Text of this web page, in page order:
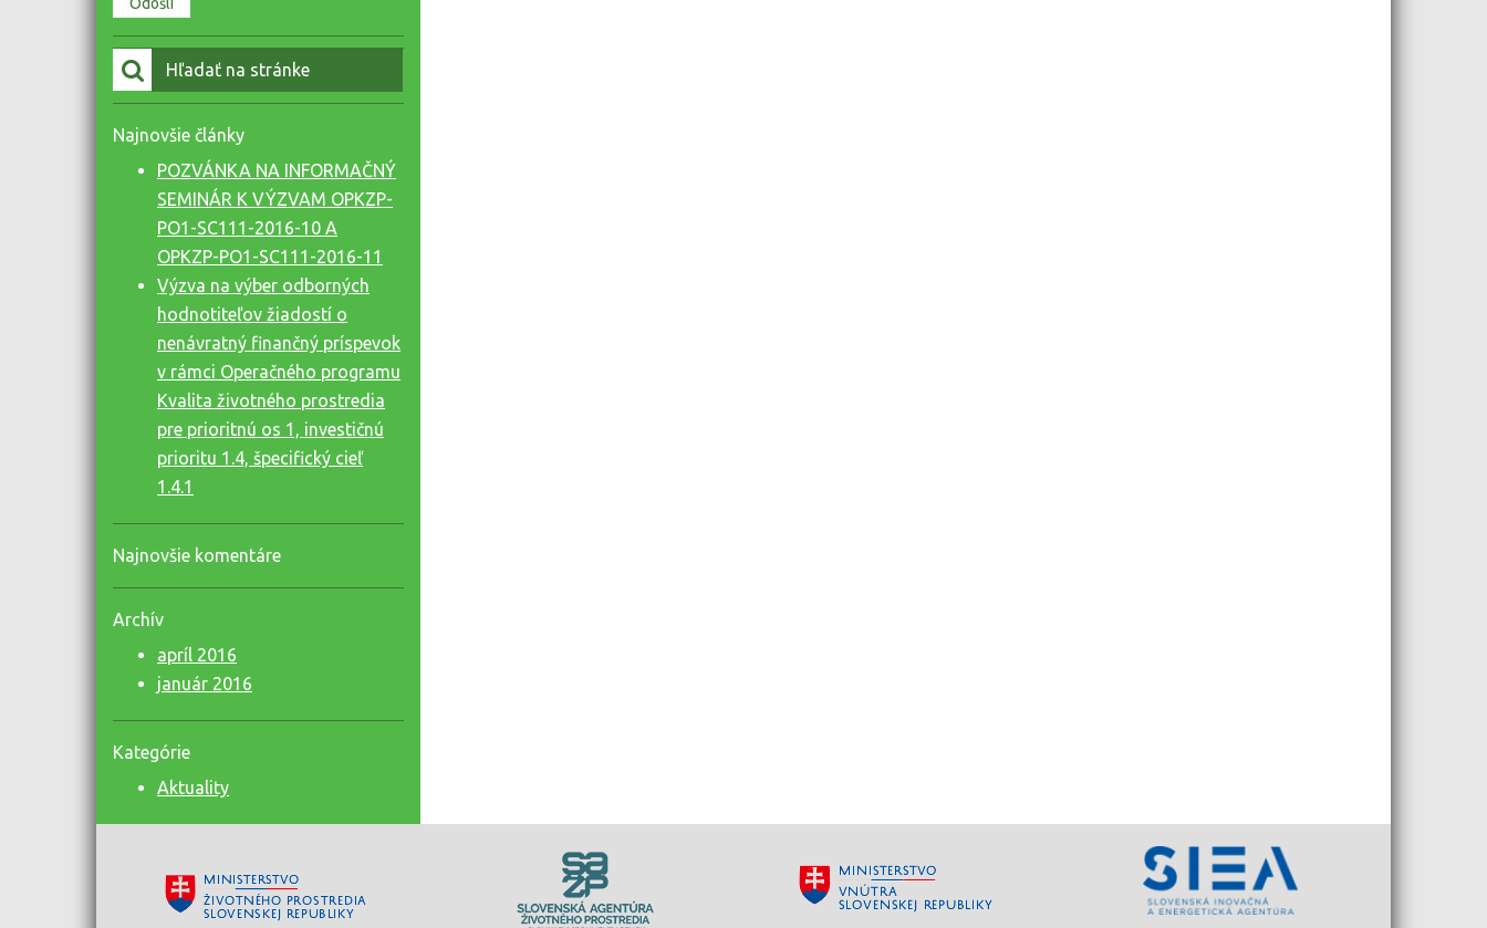
Vyhľadať:
Najnovšie články
POZVÁNKA NA INFORMAČNÝ
SEMINÁR K VÝZVAM OPKZP-
PO1-SC111-2016-10 A
OPKZP-PO1-SC111-2016-11
Výzva na výber odborných
hodnotiteľov žiadostí o
nenávratný finančný príspevok
v rámci Operačného programu
Kvalita životného prostredia
pre prioritnú os 1, investičnú
prioritu 1.4, špecifický cieľ
1.4.1
Najnovšie komentáre
Archív
apríl 2016
január 2016
Kategórie
Aktuality